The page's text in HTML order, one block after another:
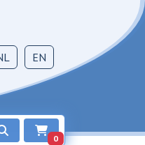
EN
0